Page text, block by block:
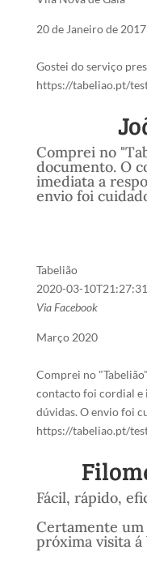
20 de Janeiro de 2017
Gostei do serviço
https://tabeliao.pt/
Comprei no
documento. O
imediata a
envio foi
Tabelião
2020-03-
Via Facebook
Março 2020
Comprei no
contacto foi cordial e
dúvidas. O envio foi
https://tabeliao.pt/
Fácil, rápido,
Certamente um
próxima visita